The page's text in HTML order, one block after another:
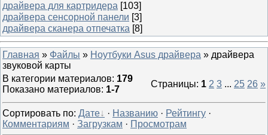
драйвера для картридера [103]
драйвера сенсорной панели [3]
драйвера сканера отпечатка [8]
Главная » Файлы » Ноутбуки Asus драйвера » драйвера
звуковой карты
В категории материалов: 179
Показано материалов: 1-7
Страницы: 1 2 3 ... 25 26 »
Сортировать по: Дате · Названию · Рейтингу ·
Комментариям · Загрузкам · Просмотрам